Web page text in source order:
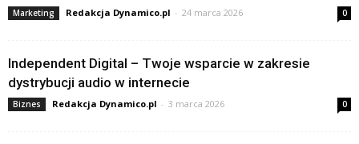
Marketing Redakcja Dynamico.pl - 24 marca 2026 0
Independent Digital – Twoje wsparcie w zakresie
dystrybucji audio w internecie
Biznes Redakcja Dynamico.pl - 3 marca 2026 0